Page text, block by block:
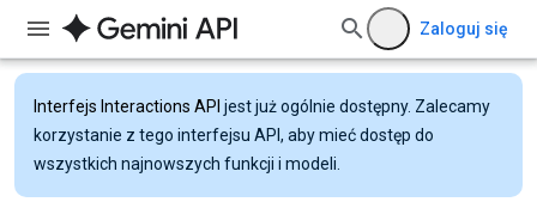
Zaloguj się
Interfejs Interactions API jest już ogólnie dostępny. Zalecamy
korzystanie z tego interfejsu API, aby mieć dostęp do
wszystkich najnowszych funkcji i modeli.